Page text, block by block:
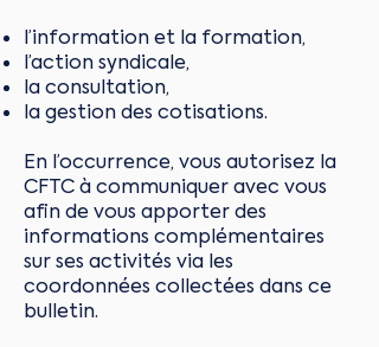
l’information et la formation,
l’action syndicale,
la consultation,
la gestion des cotisations.
En l’occurrence, vous autorisez la
CFTC à communiquer avec vous
afin de vous apporter des
informations complémentaires
sur ses activités via les
coordonnées collectées dans ce
bulletin.